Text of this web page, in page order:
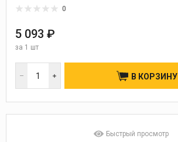
0
5 093 ₽
за 1 шт
В КОРЗИНУ
Быстрый просмотр